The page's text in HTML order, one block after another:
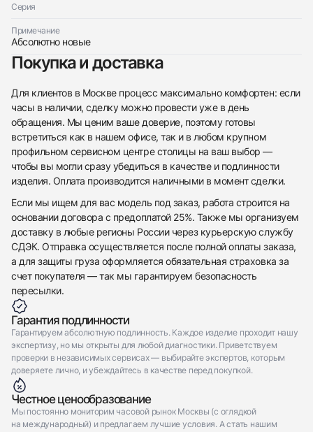
Серия
Примечание
Абсолютно новые
Покупка и доставка
Для клиентов в Москве процесс максимально комфортен: если
часы в наличии, сделку можно провести уже в день
обращения. Мы ценим ваше доверие, поэтому готовы
встретиться как в нашем офисе, так и в любом крупном
профильном сервисном центре столицы на ваш выбор —
чтобы вы могли сразу убедиться в качестве и подлинности
изделия. Оплата производится наличными в момент сделки.
Если мы ищем для вас модель под заказ, работа строится на
основании договора с предоплатой 25%. Также мы организуем
доставку в любые регионы России через курьерскую службу
СДЭК. Отправка осуществляется после полной оплаты заказа,
а для защиты груза оформляется обязательная страховка за
счет покупателя — так мы гарантируем безопасность
пересылки.
Гарантия подлинности
Гарантируем абсолютную подлинность. Каждое изделие проходит нашу
экспертизу, но мы открыты для любой диагностики. Приветствуем
проверки в независимых сервисах — выбирайте экспертов, которым
доверяете лично, и убеждайтесь в качестве перед покупкой.
Честное ценообразование
Мы постоянно мониторим часовой рынок Москвы (с оглядкой
на международный) и предлагаем лучшие условия. А стать нашим